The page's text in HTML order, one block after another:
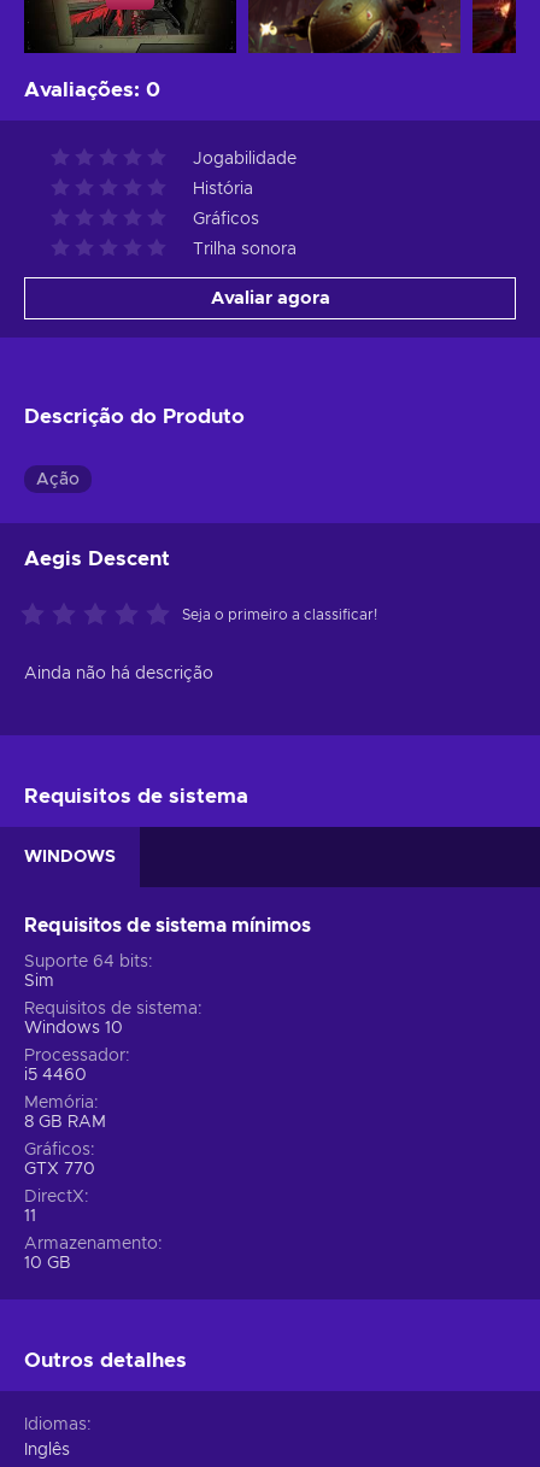
Avaliações: 0
Jogabilidade
História
Gráficos
Trilha sonora
Avaliar agora
Descrição do Produto
Ação
Aegis Descent
Seja o primeiro a classificar!
Ainda não há descrição
Requisitos de sistema
WINDOWS
Requisitos de sistema mínimos
Suporte 64 bits
Sim
Requisitos de sistema
Windows 10
Processador
i5 4460
Memória
8 GB RAM
Gráficos
GTX 770
DirectX
11
Armazenamento
10 GB
Outros detalhes
Idiomas
Inglês